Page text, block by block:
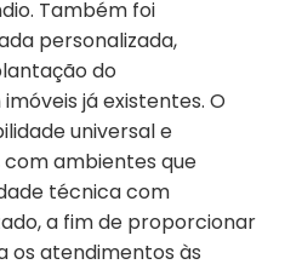
Também foi
personalizada,
do
já existentes. O
universal e
ambientes que
técnica com
a fim de proporcionar
os atendimentos às